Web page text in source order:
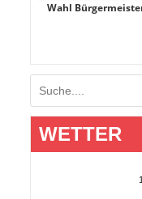
Wahl
Suchen
WETTER